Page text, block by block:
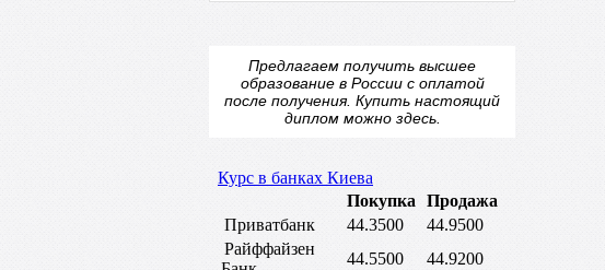
Предлагаем получить высшее
образование в России с оплатой
после получения. Купить настоящий
дипломможно здесь.